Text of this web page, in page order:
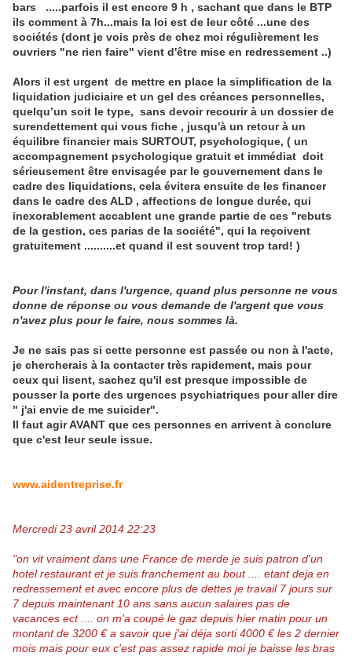
bars .....parfois il est encore 9 h , sachant que dans le BTP
ils comment à 7h...mais la loi est de leur côté ...une des
sociétés (dont je vois près de chez moi régulièrement les
ouvriers "ne rien faire" vient d'être mise en redressement ..)
Alors il est urgent de mettre en place la simplification de la
liquidation judiciaire et un gel des créances personnelles,
quelqu’un soit le type, sans devoir recourir à un dossier de
surendettement qui vous fiche , jusqu'à un retour à un
équilibre financier mais SURTOUT, psychologique, ( un
accompagnement psychologique gratuit et immédiat doit
sérieusement être envisagée par le gouvernement dans le
cadre des liquidations, cela évitera ensuite de les financer
dans le cadre des ALD , affections de longue durée, qui
inexorablement accablent une grande partie de ces "rebuts
de la gestion, ces parias de la société", qui la reçoivent
gratuitement ..........et quand il est souvent trop tard! )
Pour l'instant, dans l'urgence, quand plus personne ne vous
donne de réponse ou vous demande de l'argent que vous
n'avez plus pour le faire, nous sommes là.
Je ne sais pas si cette personne est passée ou non à l'acte,
je chercherais à la contacter très rapidement, mais pour
ceux qui lisent, sachez qu'il est presque impossible de
pousser la porte des urgences psychiatriques pour aller dire
" j'ai envie de me suicider".
Il faut agir AVANT que ces personnes en arrivent à conclure
que c'est leur seule issue.
www.aidentreprise.fr
Mercredi 23 avril 2014 22:23
"on vit vraiment dans une France de merde je suis patron d'un
hotel restaurant et je suis franchement au bout ....
etant deja en
redressement et avec encore plus de dettes je travail 7 jours sur
7 depuis maintenant 10 ans sans aucun salaires pas de
vacances ect ....
on m'a coupé le gaz depuis hier matin pour un
montant de 3200 € a savoir que j'ai déja sorti 4000 € les 2 dernier
mois mais pour eux c'est pas assez rapide moi je baisse les bras